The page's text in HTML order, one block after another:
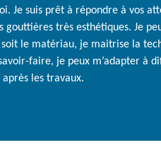
Je suis prêt à répondre à vos
gouttières très esthétiques. Je
le matériau, je maitrise la
faire, je peux m’adapter à
les travaux.